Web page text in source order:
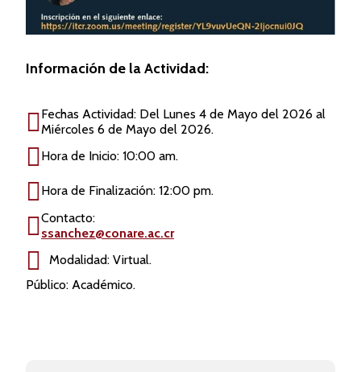
Información de la Actividad:
Fechas Actividad: Del Lunes 4 de Mayo del 2026 al
Miércoles 6 de Mayo del 2026.
Hora de Inicio: 10:00 am.
Hora de Finalización: 12:00 pm.
Contacto:
ssanchez@conare.ac.cr
Modalidad: Virtual.
Público: Académico.